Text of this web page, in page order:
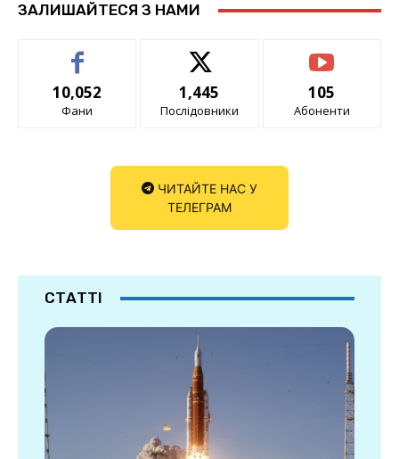
ЗАЛИШАЙТЕСЯ З НАМИ
10,052
Фани
1,445
Послідовники
105
Абоненти
ЧИТАЙТЕ НАС У
ТЕЛЕГРАМ
СТАТТІ